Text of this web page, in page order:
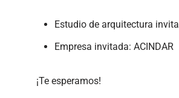
Estudio de arquitectura
Empresa invitada: ACINDAR
¡Te esperamos!